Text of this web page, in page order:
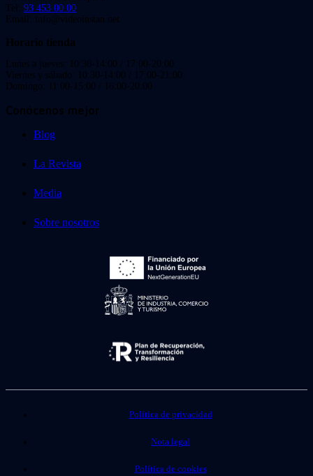
Tel: 93 453 00 00
Email: info@videoinstan.net
Horario tienda
Lunes a jueves: 10:30-14:00 / 17:00-20:00
Viernes y sábado: 10:30-14:00 / 17:00-21:00
Domingo: 11:00-15:00 / 16:00-20:00
Conócenos mejor
Blog
La Revista
Media
Sobre nosotros
Política de privacidad
Nota legal
Política de cookies